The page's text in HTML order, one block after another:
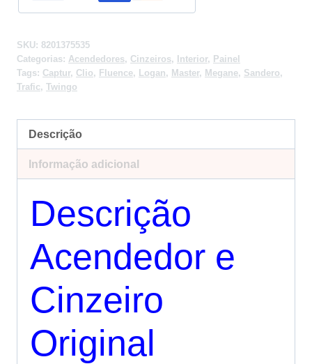
SKU: 8201375535
Categorias: Acendedores, Cinzeiros, Interior, Painel
Tags: Captur, Clio, Fluence, Logan, Master, Megane, Sandero,
Trafic, Twingo
Descrição
Informação adicional
Descrição
Acendedor e
Cinzeiro
Original